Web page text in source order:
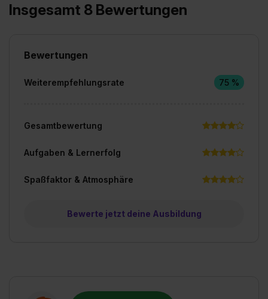
Insgesamt 8 Bewertungen
Bewertungen
Weiterempfehlungsrate 75 %
Gesamtbewertung
Aufgaben & Lernerfolg
Spaßfaktor & Atmosphäre
Bewerte jetzt deine Ausbildung